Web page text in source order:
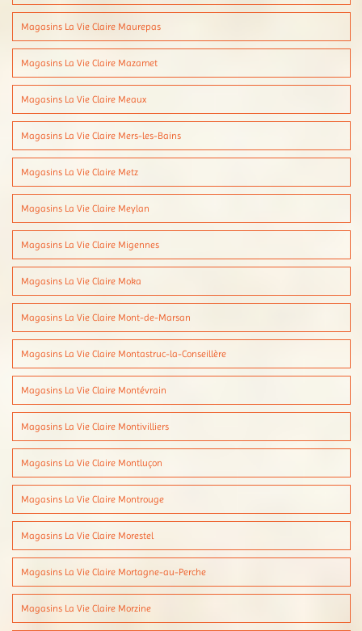
Magasins La Vie Claire Maurepas
Magasins La Vie Claire Mazamet
Magasins La Vie Claire Meaux
Magasins La Vie Claire Mers-les-Bains
Magasins La Vie Claire Metz
Magasins La Vie Claire Meylan
Magasins La Vie Claire Migennes
Magasins La Vie Claire Moka
Magasins La Vie Claire Mont-de-Marsan
Magasins La Vie Claire Montastruc-la-Conseillère
Magasins La Vie Claire Montévrain
Magasins La Vie Claire Montivilliers
Magasins La Vie Claire Montluçon
Magasins La Vie Claire Montrouge
Magasins La Vie Claire Morestel
Magasins La Vie Claire Mortagne-au-Perche
Magasins La Vie Claire Morzine